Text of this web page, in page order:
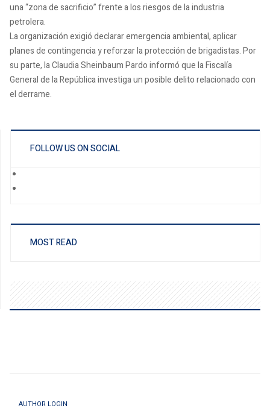
una “zona de sacrificio” frente a los riesgos de la industria
petrolera.
La organización exigió declarar emergencia ambiental, aplicar
planes de contingencia y reforzar la protección de brigadistas. Por
su parte, la Claudia Sheinbaum Pardo informó que la Fiscalía
General de la República investiga un posible delito relacionado con
el derrame.
FOLLOW US ON SOCIAL
MOST READ
AUTHOR LOGIN